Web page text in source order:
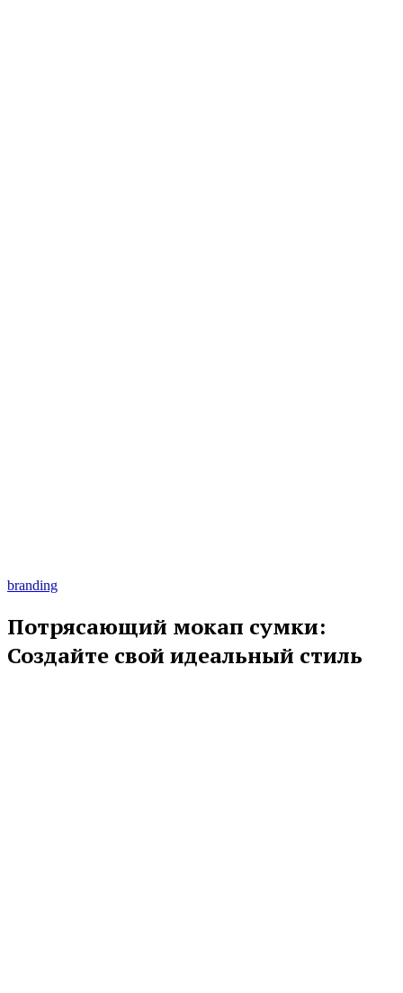
branding
Потрясающий мокап сумки:
Создайте свой идеальный стиль